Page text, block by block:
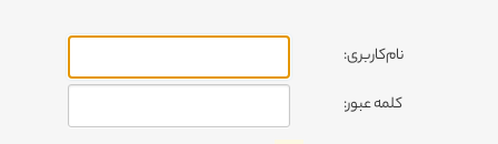
نام‌کاربری:
کلمه عبور: